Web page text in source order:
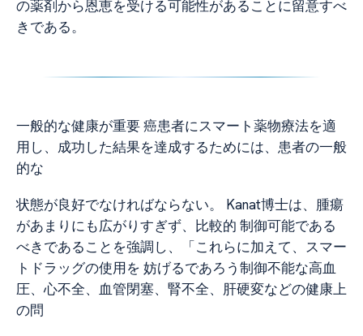
の薬剤から恩恵を受ける可能性があることに留意すべ
きである。
一般的な健康が重要 癌患者にスマート薬物療法を適
用し、成功した結果を達成するためには、患者の一般
的な
状態が良好でなければならない。 Kanat博士は、腫瘍
があまりにも広がりすぎず、比較的 制御可能である
べきであることを強調し、「これらに加えて、スマー
トドラッグの使用を 妨げるであろう制御不能な高血
圧、心不全、血管閉塞、腎不全、肝硬変などの健康上
の問